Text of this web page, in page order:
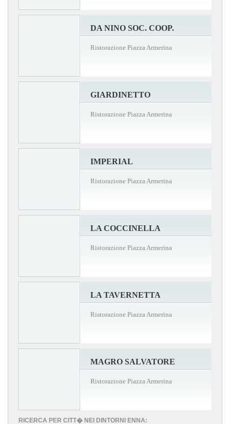
DA NINO SOC. COOP.
Ristorazione Piazza Armerina
GIARDINETTO
Ristorazione Piazza Armerina
IMPERIAL
Ristorazione Piazza Armerina
LA COCCINELLA
Ristorazione Piazza Armerina
LA TAVERNETTA
Ristorazione Piazza Armerina
MAGRO SALVATORE
Ristorazione Piazza Armerina
RICERCA PER CITT� NEI DINTORNI ENNA: